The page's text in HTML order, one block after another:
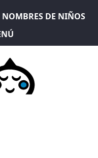
NOMBRES DE NIÑOS